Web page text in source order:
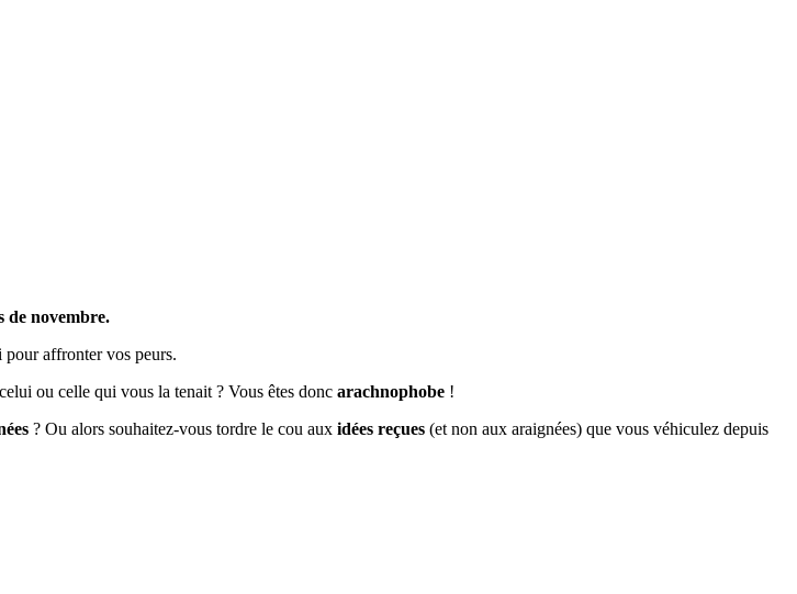
de novembre.
affronter vos peurs.
ou celle qui vous la tenait ? Vous êtes donc arachnophobe !
? Ou alors souhaitez-vous tordre le cou aux idées reçues (et non aux araignées) que vous véhiculez depuis